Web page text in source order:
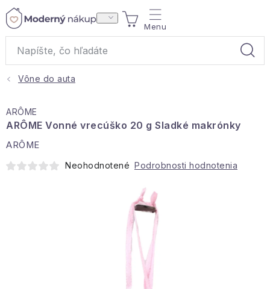
Prejsť
obsah
NÁKUPNÝ
KOŠÍK
Darčeky
Bytové vône
Vône do auta
ARÔME
ARÔME Vonné vrecúško 20 g Sladké makrónky
ARÔME
Neohodnotené Podrobnosti hodnotenia